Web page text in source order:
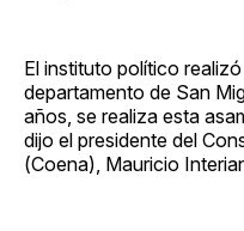
El instituto político
departamento de San
años, se realiza esta
dijo el presidente del
(Coena), Mauricio